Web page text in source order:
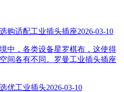
购适配工业插头插座2026-03-10
中，各类设备星罗棋布，这使得
间各有不同。罗曼工业插头插座
优工业插头2026-03-10